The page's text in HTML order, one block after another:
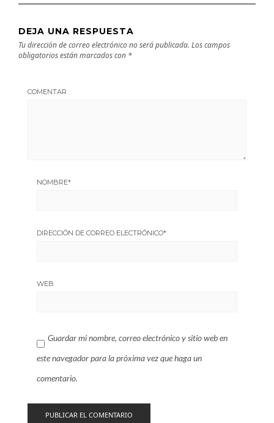
DEJA UNA RESPUESTA
Tu dirección de correo electrónico no será publicada. Los campos
obligatorios están marcados con *
COMENTAR
NOMBRE*
DIRECCIÓN DE CORREO ELECTRÓNICO*
WEB
Guardar mi nombre, correo electrónico y sitio web en
este navegador para la próxima vez que haga un
comentario.